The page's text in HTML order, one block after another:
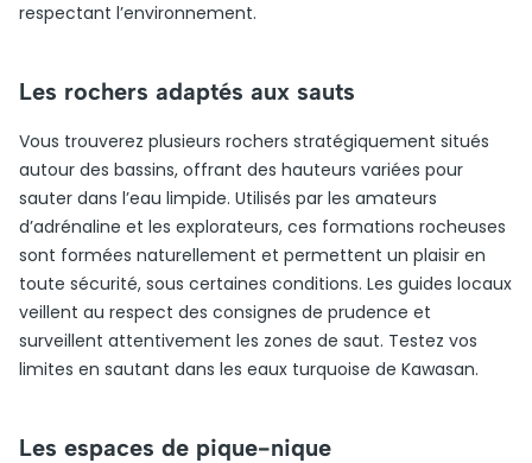
respectant l’environnement.
Les rochers adaptés aux sauts
Vous trouverez plusieurs rochers stratégiquement situés
autour des bassins, offrant des hauteurs variées pour
sauter dans l’eau limpide. Utilisés par les amateurs
d’adrénaline et les explorateurs, ces formations rocheuses
sont formées naturellement et permettent un plaisir en
toute sécurité, sous certaines conditions. Les guides locaux
veillent au respect des consignes de prudence et
surveillent attentivement les zones de saut. Testez vos
limites en sautant dans les eaux turquoise de Kawasan.
Les espaces de pique-nique